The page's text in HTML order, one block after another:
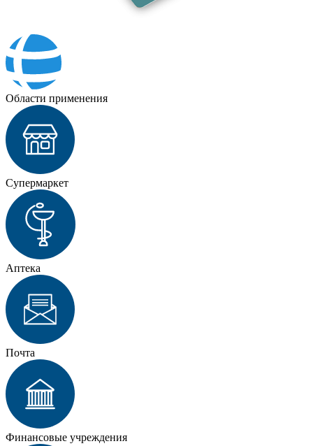
Области применения
Супермаркет
Аптека
Почта
Финансовые учреждения